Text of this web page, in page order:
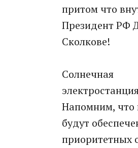
притом что
Президент РФ
Сколкове!
Солнечная
Напомним, что
будут
приоритетных